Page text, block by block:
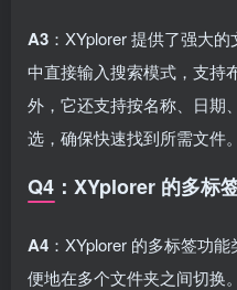
A3 ：XYplorer 提供了强大
中直接输入搜索模式，支持
外，它还支持按名称、日期
选，确保快速找到所需文件。
Q4：XYplorer 的多标
A4 ：XYplorer 的多标签功
便地在多个文件夹之间切换